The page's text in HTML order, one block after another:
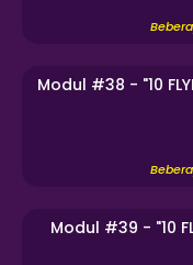
Modul #38 - "10
Modul #39 - "10